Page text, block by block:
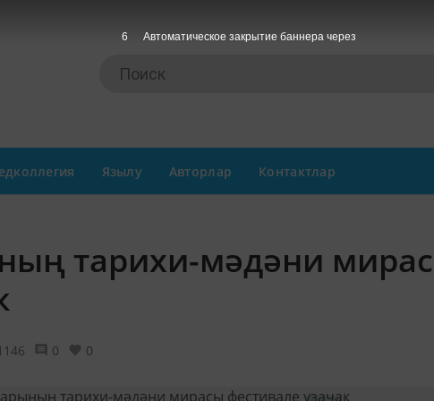
Язылу Авторлар Контактлар
тарихи-мәдәни
0 0
5 Автоматическое закрытие баннера через